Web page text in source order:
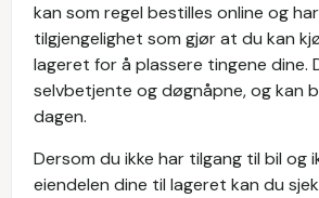
kan som regel bestilles online og
tilgjengelighet som gjør at du kan
lageret for å plassere tingene dine.
selvbetjente og døgnåpne, og kan
dagen.
Dersom du ikke har tilgang til bil og
eiendelen dine til lageret kan du